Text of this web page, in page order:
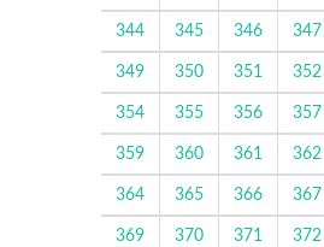
344 345 346 347
349 350 351 352
354 355 356 357
359 360 361 362
364 365 366 367
369 370 371 372